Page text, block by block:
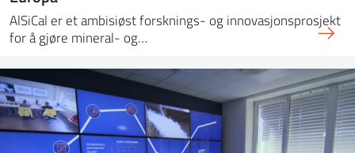
AlSiCal er et ambisiøst forsknings- og innovasjonsprosjekt
for å gjøre mineral- og…